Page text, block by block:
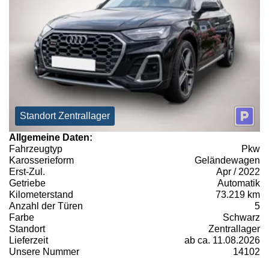
Standort Zentrallager
Allgemeine Daten:
Fahrzeugtyp
Pkw
Karosserieform
Geländewagen
Erst-Zul.
Apr / 2022
Getriebe
Automatik
Kilometerstand
73.219 km
Anzahl der Türen
5
Farbe
Schwarz
Standort
Zentrallager
Lieferzeit
ab ca. 11.08.2026
Unsere Nummer
14102